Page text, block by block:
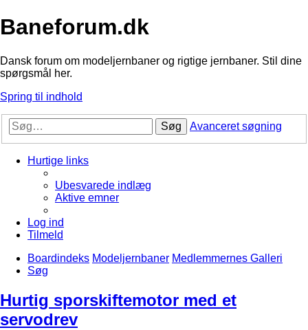
Baneforum.dk
Dansk forum om modeljernbaner og rigtige jernbaner. Stil dine
spørgsmål her.
Spring til indhold
Søg Avanceret søgning
Hurtige links
Ubesvarede indlæg
Aktive emner
Log ind
Tilmeld
Boardindeks Modeljernbaner Medlemmernes Galleri
Søg
Hurtig sporskiftemotor med et
servodrev